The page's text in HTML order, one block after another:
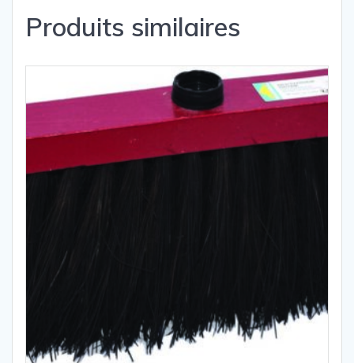
Produits similaires